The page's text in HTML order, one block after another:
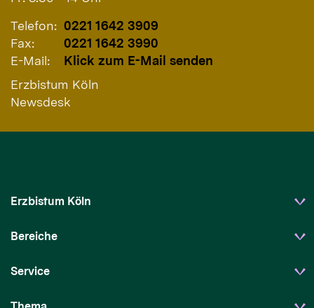
Telefon: 0221 1642 3909
Fax:
0221 1642 3990
E-Mail:
Klick zum E-Mail senden
Erzbistum Köln
Newsdesk
Erzbistum Köln
Bereiche
Service